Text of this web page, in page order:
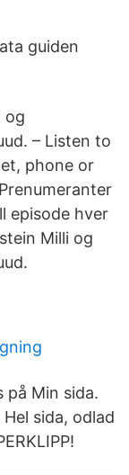
guiden
og
– Listen to
phone or
episode hver
Milli og
på Min sida.
sida, odlad